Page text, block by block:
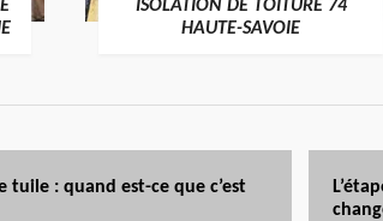
ISOLATION DE TOITURE 74
HAUTE-SAVOIE
tuile : quand est-ce que c’est